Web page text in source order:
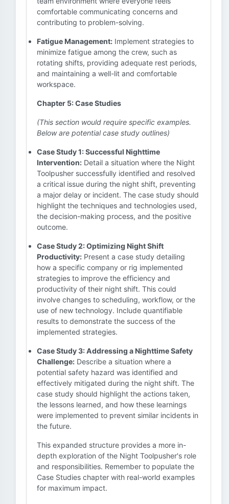
comfortable communicating concerns and
contributing to problem-solving.
Fatigue Management: Implement strategies to
minimize fatigue among the crew, such as
rotating shifts, providing adequate rest periods,
and maintaining a well-lit and comfortable
workspace.
Chapter 5: Case Studies
(This section would require specific examples.
Below are potential case study outlines)
Case Study 1: Successful Nighttime
Intervention: Detail a situation where the Night
Toolpusher successfully identified and resolved
a critical issue during the night shift, preventing
a major delay or incident. The case study should
highlight the techniques and technologies used,
the decision-making process, and the positive
outcome.
Case Study 2: Optimizing Night Shift
Productivity: Present a case study detailing
how a specific company or rig implemented
strategies to improve the efficiency and
productivity of their night shift. This could
involve changes to scheduling, workflow, or the
use of new technology. Include quantifiable
results to demonstrate the success of the
implemented strategies.
Case Study 3: Addressing a Nighttime Safety
Challenge: Describe a situation where a
potential safety hazard was identified and
effectively mitigated during the night shift. The
case study should highlight the actions taken,
the lessons learned, and how these learnings
were implemented to prevent similar incidents in
the future.
This expanded structure provides a more in-
depth exploration of the Night Toolpusher's role
and responsibilities. Remember to populate the
Case Studies chapter with real-world examples
for maximum impact.